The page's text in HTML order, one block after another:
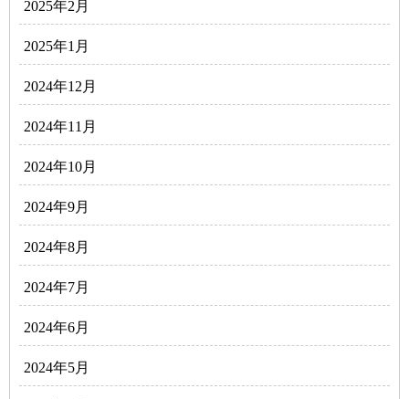
2025年2月
2025年1月
2024年12月
2024年11月
2024年10月
2024年9月
2024年8月
2024年7月
2024年6月
2024年5月